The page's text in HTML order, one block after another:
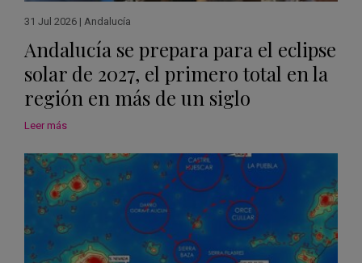
31 Jul 2026 | Andalucía
Andalucía se prepara para el eclipse
solar de 2027, el primero total en la
región en más de un siglo
Leer más